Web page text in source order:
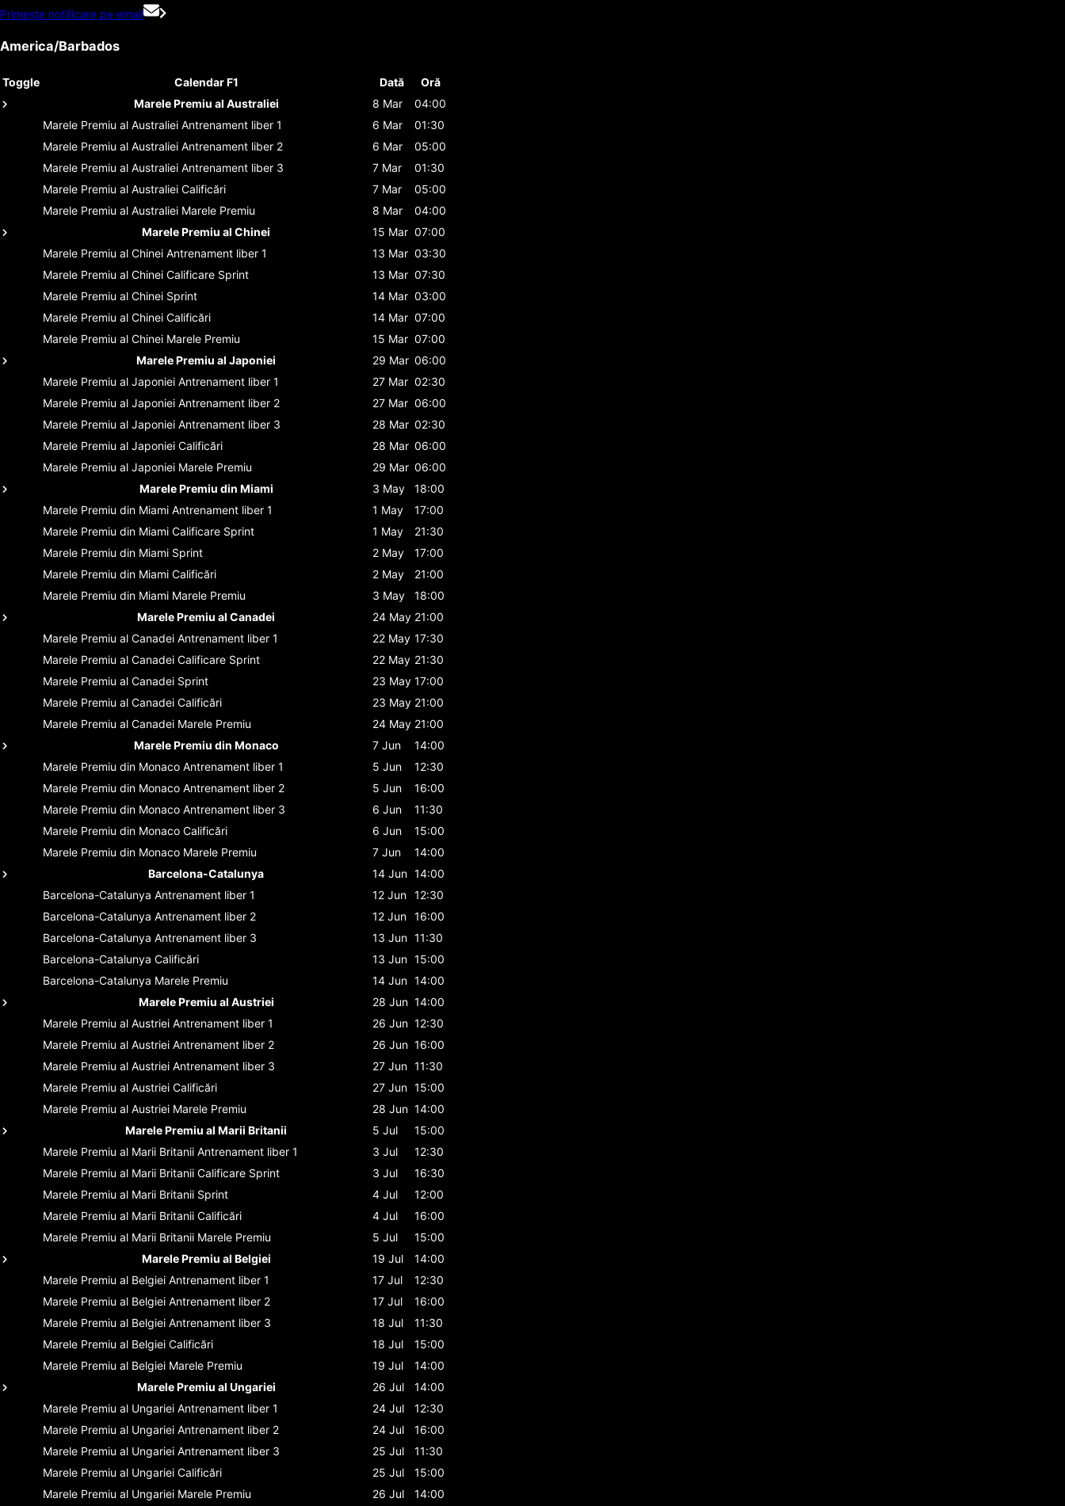
Primește notificare pe email
America/Barbados
Toggle Calendar F1 Dată
Oră
Marele Premiu al Australiei
8 Mar
04:00
Marele Premiu al Australiei Antrenament liber 1 6 Mar
01:30
Marele Premiu al Australiei Antrenament liber 2 6 Mar
05:00
Marele Premiu al Australiei Antrenament liber 3 7 Mar
01:30
Marele Premiu al Australiei Calificări 7 Mar
05:00
Marele Premiu al Australiei Marele Premiu 8 Mar
04:00
Marele Premiu al Chinei
15 Mar 07:00
Marele Premiu al Chinei Antrenament liber 1 13 Mar 03:30
Marele Premiu al Chinei Calificare Sprint 13 Mar 07:30
Marele Premiu al Chinei Sprint 14 Mar 03:00
Marele Premiu al Chinei Calificări 14 Mar 07:00
Marele Premiu al Chinei Marele Premiu 15 Mar 07:00
Marele Premiu al Japoniei
29 Mar 06:00
Marele Premiu al Japoniei Antrenament liber 1 27 Mar 02:30
Marele Premiu al Japoniei Antrenament liber 2 27 Mar 06:00
Marele Premiu al Japoniei Antrenament liber 3 28 Mar 02:30
Marele Premiu al Japoniei Calificări 28 Mar 06:00
Marele Premiu al Japoniei Marele Premiu 29 Mar 06:00
Marele Premiu din Miami
3 May
18:00
Marele Premiu din Miami Antrenament liber 1 1 May
17:00
Marele Premiu din Miami Calificare Sprint 1 May
21:30
Marele Premiu din Miami Sprint 2 May
17:00
Marele Premiu din Miami Calificări 2 May
21:00
Marele Premiu din Miami Marele Premiu 3 May
18:00
Marele Premiu al Canadei
24 May 21:00
Marele Premiu al Canadei Antrenament liber 1 22 May 17:30
Marele Premiu al Canadei Calificare Sprint 22 May 21:30
Marele Premiu al Canadei Sprint 23 May 17:00
Marele Premiu al Canadei Calificări 23 May 21:00
Marele Premiu al Canadei Marele Premiu 24 May 21:00
Marele Premiu din Monaco
7 Jun
14:00
Marele Premiu din Monaco Antrenament liber 1 5 Jun
12:30
Marele Premiu din Monaco Antrenament liber 2 5 Jun
16:00
Marele Premiu din Monaco Antrenament liber 3 6 Jun
11:30
Marele Premiu din Monaco Calificări 6 Jun
15:00
Marele Premiu din Monaco Marele Premiu 7 Jun
14:00
Barcelona-Catalunya
14 Jun 14:00
Barcelona-Catalunya Antrenament liber 1 12 Jun 12:30
Barcelona-Catalunya Antrenament liber 2 12 Jun 16:00
Barcelona-Catalunya Antrenament liber 3 13 Jun 11:30
Barcelona-Catalunya Calificări 13 Jun 15:00
Barcelona-Catalunya Marele Premiu 14 Jun 14:00
Marele Premiu al Austriei
28 Jun 14:00
Marele Premiu al Austriei Antrenament liber 1 26 Jun 12:30
Marele Premiu al Austriei Antrenament liber 2 26 Jun 16:00
Marele Premiu al Austriei Antrenament liber 3 27 Jun 11:30
Marele Premiu al Austriei Calificări 27 Jun 15:00
Marele Premiu al Austriei Marele Premiu 28 Jun 14:00
Marele Premiu al Marii Britanii
5 Jul
15:00
Marele Premiu al Marii Britanii Antrenament liber 1 3 Jul
12:30
Marele Premiu al Marii Britanii Calificare Sprint 3 Jul
16:30
Marele Premiu al Marii Britanii Sprint 4 Jul
12:00
Marele Premiu al Marii Britanii Calificări 4 Jul
16:00
Marele Premiu al Marii Britanii Marele Premiu 5 Jul
15:00
Marele Premiu al Belgiei
19 Jul
14:00
Marele Premiu al Belgiei Antrenament liber 1 17 Jul
12:30
Marele Premiu al Belgiei Antrenament liber 2 17 Jul
16:00
Marele Premiu al Belgiei Antrenament liber 3 18 Jul
11:30
Marele Premiu al Belgiei Calificări 18 Jul
15:00
Marele Premiu al Belgiei Marele Premiu 19 Jul
14:00
Marele Premiu al Ungariei
26 Jul
14:00
Marele Premiu al Ungariei Antrenament liber 1 24 Jul
12:30
Marele Premiu al Ungariei Antrenament liber 2 24 Jul
16:00
Marele Premiu al Ungariei Antrenament liber 3 25 Jul
11:30
Marele Premiu al Ungariei Calificări 25 Jul
15:00
Marele Premiu al Ungariei Marele Premiu 26 Jul
14:00